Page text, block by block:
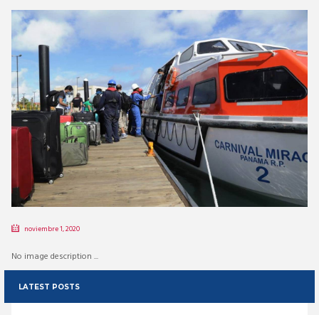
noviembre 1, 2020
No image description ...
LATEST POSTS